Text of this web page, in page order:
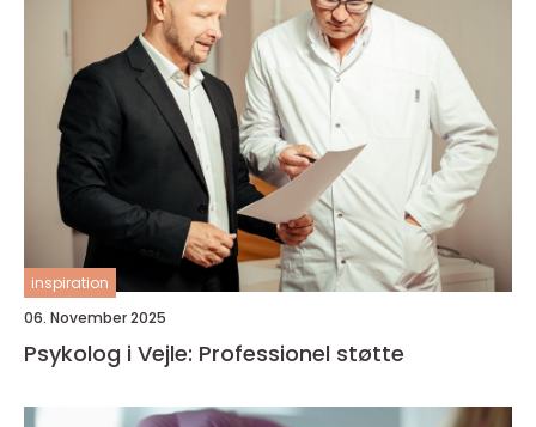
inspiration
06. November 2025
Psykolog i Vejle: Professionel støtte